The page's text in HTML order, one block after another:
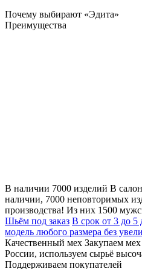
Почему выбирают «Эдита»
Преимущества
В наличии 7000 изделий В
наличии, 7000 неповторимых
производства! Из них 1500
Шьём под заказ В срок от 3 до
модель любого размера без
Качественный мех Закупаем
России, используем сырьё
Поддерживаем покупателей